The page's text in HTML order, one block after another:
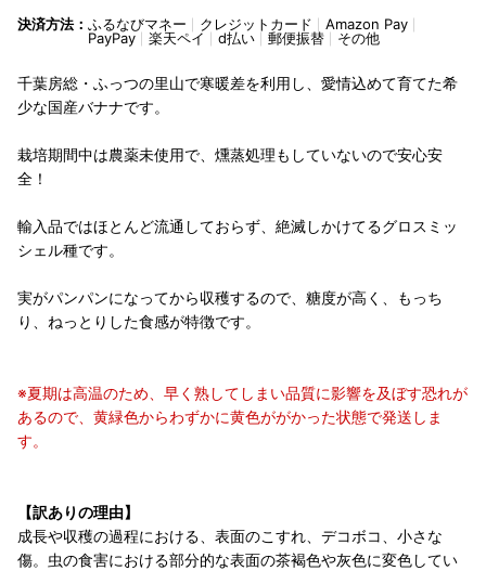
決済方法： ふるなびマネー クレジットカード
Amazon Pay
PayPay
楽天ペイ d払い 郵便振替 その他
千葉房総・ふっつの里山で寒暖差を利用し、愛情込めて育てた希
少な国産バナナです。
栽培期間中は農薬未使用で、燻蒸処理もしていないので安心安
全！
輸入品ではほとんど流通しておらず、絶滅しかけてるグロスミッ
シェル種です。
実がパンパンになってから収穫するので、糖度が高く、もっち
り、ねっとりした食感が特徴です。
※夏期は高温のため、早く熟してしまい品質に影響を及ぼす恐れが
あるので、黄緑色からわずかに黄色ががかった状態で発送しま
す。
【訳ありの理由】
成長や収穫の過程における、表面のこすれ、デコボコ、小さな
傷。虫の食害における部分的な表面の茶褐色や灰色に変色してい